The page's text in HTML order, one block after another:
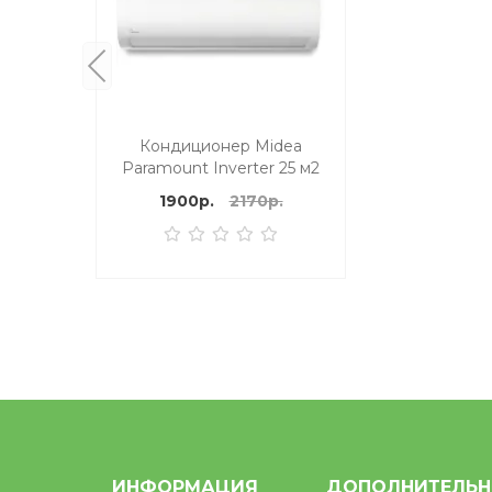
Кондиционер Midea
Paramount Inverter 25 м2
1900р.
2170р.
ИНФОРМАЦИЯ